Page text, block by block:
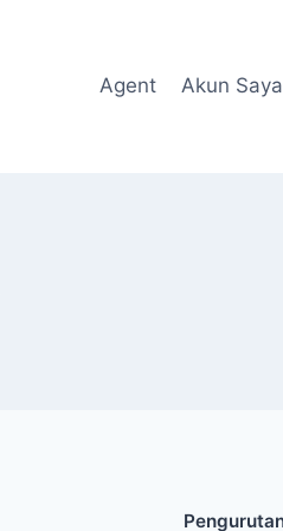
Agent Akun Saya